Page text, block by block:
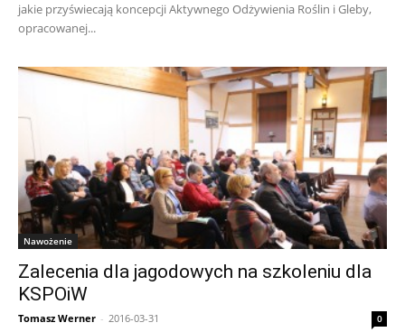
jakie przyświecają koncepcji Aktywnego Odżywienia Roślin i Gleby,
opracowanej...
Nawożenie
Zalecenia dla jagodowych na szkoleniu dla
KSPOiW
Tomasz Werner - 2016-03-31 0